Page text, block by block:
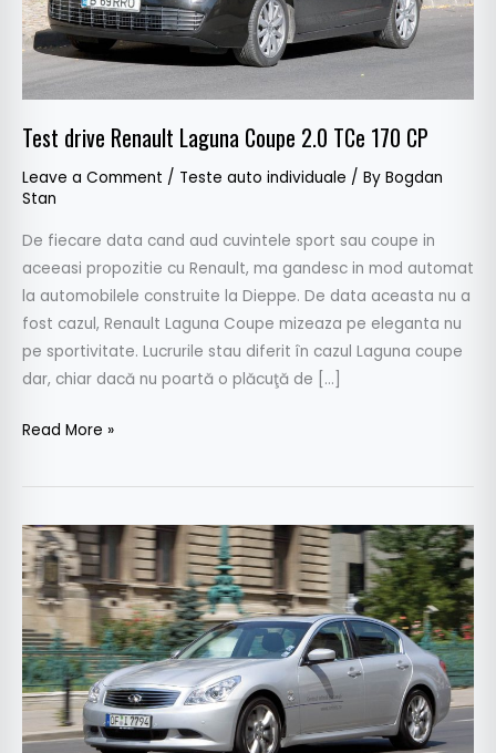
Test drive Renault Laguna Coupe 2.0 TCe 170 CP
Leave a Comment / Teste auto individuale / By Bogdan
Stan
De fiecare data cand aud cuvintele sport sau coupe in
aceeasi propozitie cu Renault, ma gandesc in mod automat
la automobilele construite la Dieppe. De data aceasta nu a
fost cazul, Renault Laguna Coupe mizeaza pe eleganta nu
pe sportivitate. Lucrurile stau diferit în cazul Laguna coupe
dar, chiar dacă nu poartă o plăcuţă de […]
170
CP
Read More »
Test
drive
Infiniti
G37
Sedan
3.7
V6
320